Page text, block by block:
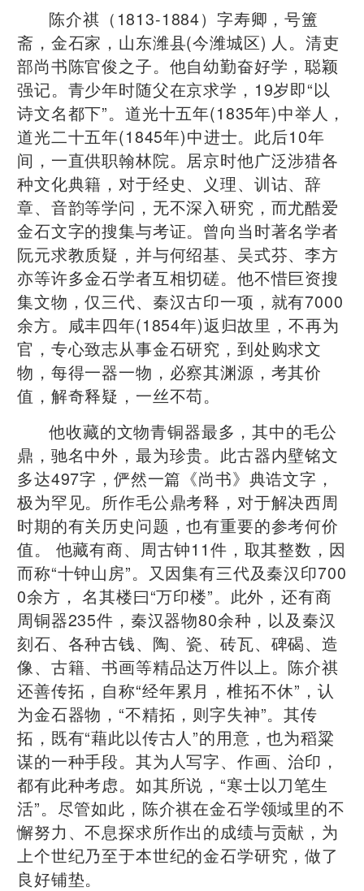
陈介祺（1813-1884）字寿卿，号簠
斋，金石家，山东潍县(今潍城区) 人。清吏
部尚书陈官俊之子。他自幼勤奋好学，聪颖
强记。青少年时随父在京求学，19岁即“以
诗文名都下”。道光十五年(1835年)中举人，
道光二十五年(1845年)中进士。此后10年
间，一直供职翰林院。居京时他广泛涉猎各
种文化典籍，对于经史、义理、训诂、辞
章、音韵等学问，无不深入研究，而尤酷爱
金石文字的搜集与考证。曾向当时著名学者
阮元求教质疑，并与何绍基、吴式芬、李方
亦等许多金石学者互相切磋。他不惜巨资搜
集文物，仅三代、秦汉古印一项，就有7000
余方。咸丰四年(1854年)返归故里，不再为
官，专心致志从事金石研究，到处购求文
物，每得一器一物，必察其渊源，考其价
值，解奇释疑，一丝不苟。
他收藏的文物青铜器最多，其中的毛公
鼎，驰名中外，最为珍贵。此古器内壁铭文
多达497字，俨然一篇《尚书》典诰文字，
极为罕见。所作毛公鼎考释，对于解决西周
时期的有关历史问题，也有重要的参考何价
值。 他藏有商、周古钟11件，取其整数，因
而称“十钟山房”。又因集有三代及秦汉印700
0余方， 名其楼曰“万印楼”。此外，还有商
周铜器235件，秦汉器物80余种，以及秦汉
刻石、各种古钱、陶、瓷、砖瓦、碑碣、造
像、古籍、书画等精品达万件以上。陈介祺
还善传拓，自称“经年累月，椎拓不休”，认
为金石器物，“不精拓，则字失神”。其传
拓，既有“藉此以传古人”的用意，也为稻粱
谋的一种手段。其为人写字、作画、治印，
都有此种考虑。如其所说，“寒士以刀笔生
活”。尽管如此，陈介祺在金石学领域里的不
懈努力、不息探求所作出的成绩与贡献，为
上个世纪乃至于本世纪的金石学研究，做了
良好铺垫。